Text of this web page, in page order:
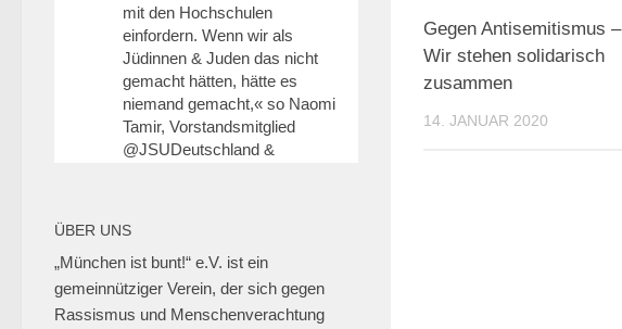
Gegen Antisemitismus –
Wir stehen solidarisch
zusammen
14. JANUAR 2020
mit den Hochschulen
einfordern. Wenn wir als
Jüdinnen & Juden das nicht
gemacht hätten, hätte es
niemand gemacht,« so Naomi
Tamir, Vorstandsmitglied
@JSUDeutschland &
ÜBER UNS
„München ist bunt!“ e.V. ist ein
gemeinnütziger Verein, der sich gegen
Rassismus und Menschenverachtung